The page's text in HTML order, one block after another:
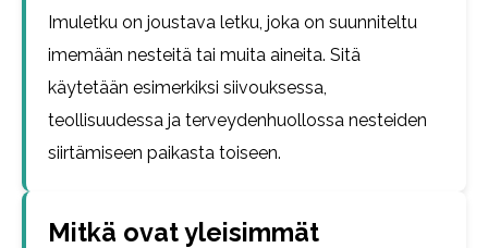
Imuletku on joustava letku, joka on suunniteltu
imemään nesteitä tai muita aineita. Sitä
käytetään esimerkiksi siivouksessa,
teollisuudessa ja terveydenhuollossa nesteiden
siirtämiseen paikasta toiseen.
Mitkä ovat yleisimmät